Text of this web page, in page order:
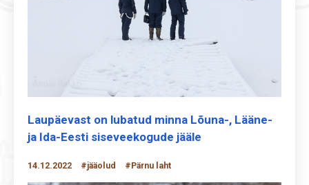
Laupäevast on lubatud minna Lõuna-, Lääne-
ja Ida-Eesti siseveekogude jääle
14.12.2022 #jääolud #Pärnu laht